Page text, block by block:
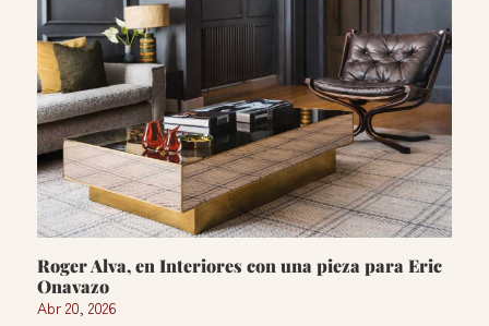
Roger Alva, en Interiores con una pieza para Eric
Onavazo
Abr 20, 2026